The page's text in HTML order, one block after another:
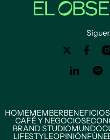
HOMEMEMBER
CAFÉ Y NEGOCIOS
BRAND STUDIOMUNDO
LIFESTYLEOPINIÓN